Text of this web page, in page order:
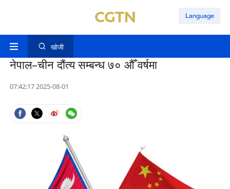
Language
खोजी
नेपाल–चीन दौंत्य सम्बन्ध ७० औँ वर्षमा
07:42:17 2025-08-01